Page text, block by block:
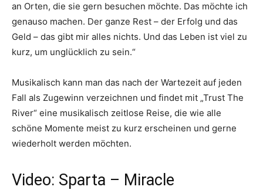
an Orten, die sie gern besuchen möchte. Das möchte ich
genauso machen. Der ganze Rest – der Erfolg und das
Geld – das gibt mir alles nichts. Und das Leben ist viel zu
kurz, um unglücklich zu sein.“
Musikalisch kann man das nach der Wartezeit auf jeden
Fall als Zugewinn verzeichnen und findet mit „Trust The
River“ eine musikalisch zeitlose Reise, die wie alle
schöne Momente meist zu kurz erscheinen und gerne
wiederholt werden möchten.
Video: Sparta – Miracle